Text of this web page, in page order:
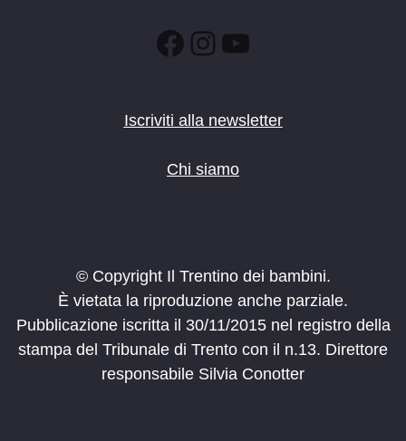
Facebook
Instagram
YouTube
Iscriviti alla newsletter
Chi siamo
© Copyright Il Trentino dei bambini.
È vietata la riproduzione anche parziale.
Pubblicazione iscritta il 30/11/2015 nel registro della
stampa del Tribunale di Trento con il n.13. Direttore
responsabile Silvia Conotter